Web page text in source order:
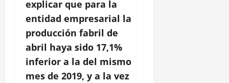
explicar que para la
entidad empresarial la
producción fabril de
abril haya sido 17,1%
inferior a la del mismo
mes de 2019, y a la vez